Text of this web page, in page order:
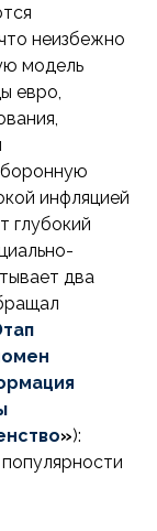
неизбежно
модель
евро,
инфляцией
глубокий
два
»):